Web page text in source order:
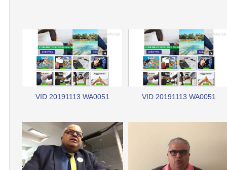
VID 20191113 WA0051 VID 20191113 WA0051